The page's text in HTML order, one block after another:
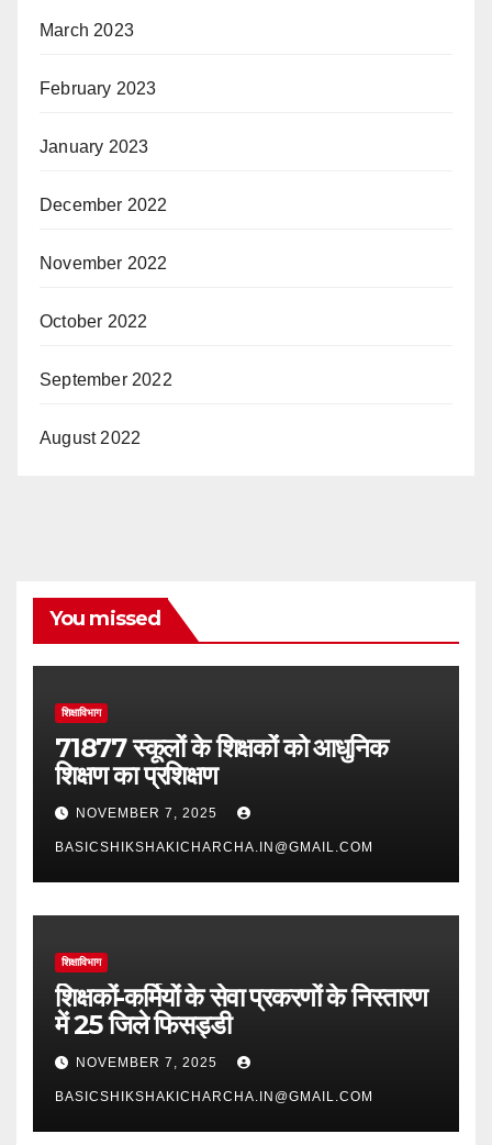
March 2023
February 2023
January 2023
December 2022
November 2022
October 2022
September 2022
August 2022
You missed
शिक्षाविभाग
71877 स्कूलों के शिक्षकों को आधुनिक
शिक्षण का प्रशिक्षण
NOVEMBER 7, 2025
BASICSHIKSHAKICHARCHA.IN@GMAIL.COM
शिक्षाविभाग
शिक्षकों-कर्मियों के सेवा प्रकरणों के निस्तारण
में 25 जिले फिसड्डी
NOVEMBER 7, 2025
BASICSHIKSHAKICHARCHA.IN@GMAIL.COM